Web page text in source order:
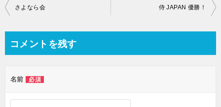
投
ビ
ー
シ
さよなら会 侍 JAPAN 優勝！
コメントを残す
名前 必須